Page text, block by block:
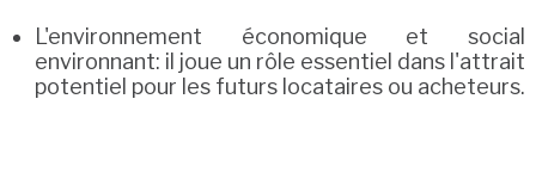
L'environnement économique et social
environnant: il joue un rôle essentiel dans l'attrait
potentiel pour les futurs locataires ou acheteurs.